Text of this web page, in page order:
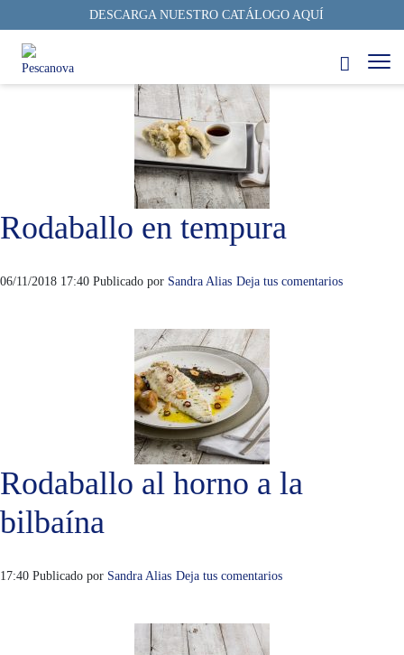
DESCARGA NUESTRO CATÁLOGO AQUÍ
Archivos de autor deSandra Alias
Rodaballo en tempura
06/11/2018 17:40 Publicado por Sandra Alias Deja tus comentarios
Rodaballo al horno a la
bilbaína
17:40 Publicado por Sandra Alias Deja tus comentarios